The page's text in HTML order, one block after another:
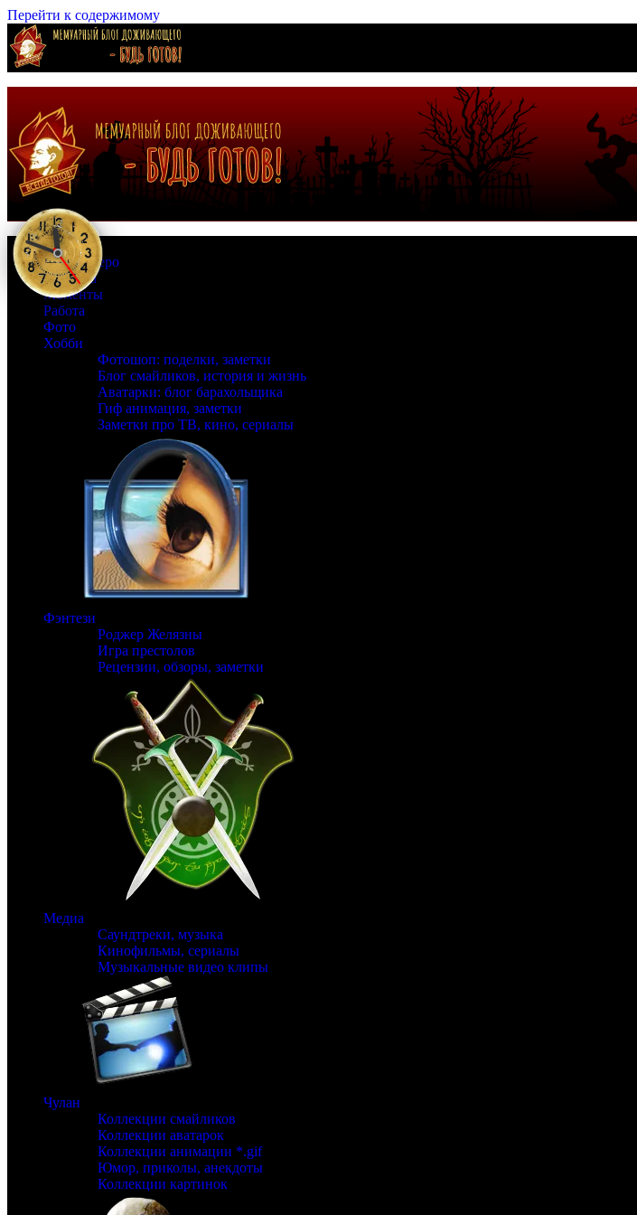
Перейти к содержимому
Страна Зеро
Времена
Моменты
Работа
Фото
Хобби
Фотошоп: поделки, заметки
Блог смайликов, история и жизнь
Аватарки: блог барахольщика
Гиф анимация, заметки
Заметки про ТВ, кино, сериалы
Фэнтези
Роджер Желязны
Игра престолов
Рецензии, обзоры, заметки
Медиа
Саундтреки, музыка
Кинофильмы, сериалы
Музыкальные видео клипы
Чулан
Коллекции смайликов
Коллекции аватарок
Коллекции анимации *.gif
Юмор, приколы, анекдоты
Коллекции картинок